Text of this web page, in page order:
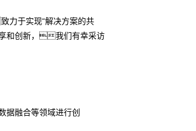
力于实现“解决方案的共
和创新，我们有幸采访
融合等领域进行创